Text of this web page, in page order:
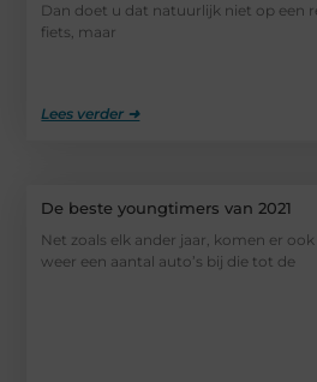
Dan doet u dat natuurlijk niet op een
fiets, maar
Lees verder ➜
De beste youngtimers van 2021
Net zoals elk ander jaar, komen er
weer een aantal auto’s bij die tot de